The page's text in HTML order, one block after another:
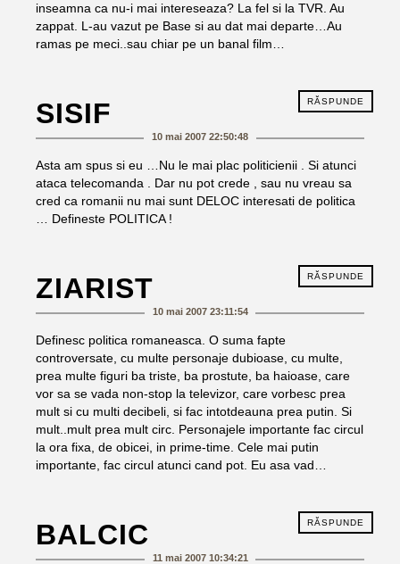
inseamna ca nu-i mai intereseaza? La fel si la TVR. Au
zappat. L-au vazut pe Base si au dat mai departe…Au
ramas pe meci..sau chiar pe un banal film…
RĂSPUNDE
SISIF
10 mai 2007 22:50:48
Asta am spus si eu …Nu le mai plac politicienii . Si atunci
ataca telecomanda . Dar nu pot crede , sau nu vreau sa
cred ca romanii nu mai sunt DELOC interesati de politica
… Defineste POLITICA !
RĂSPUNDE
ZIARIST
10 mai 2007 23:11:54
Definesc politica romaneasca. O suma fapte
controversate, cu multe personaje dubioase, cu multe,
prea multe figuri ba triste, ba prostute, ba haioase, care
vor sa se vada non-stop la televizor, care vorbesc prea
mult si cu multi decibeli, si fac intotdeauna prea putin. Si
mult..mult prea mult circ. Personajele importante fac circul
la ora fixa, de obicei, in prime-time. Cele mai putin
importante, fac circul atunci cand pot. Eu asa vad…
RĂSPUNDE
BALCIC
11 mai 2007 10:34:21